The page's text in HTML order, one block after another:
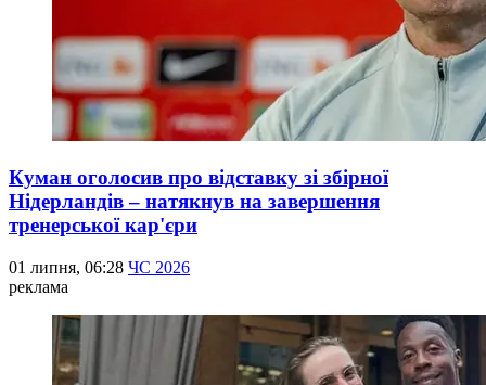
Куман оголосив про відставку зі збірної
Нідерландів – натякнув на завершення
тренерської кар'єри
01 липня, 06:28 ЧС 2026
реклама